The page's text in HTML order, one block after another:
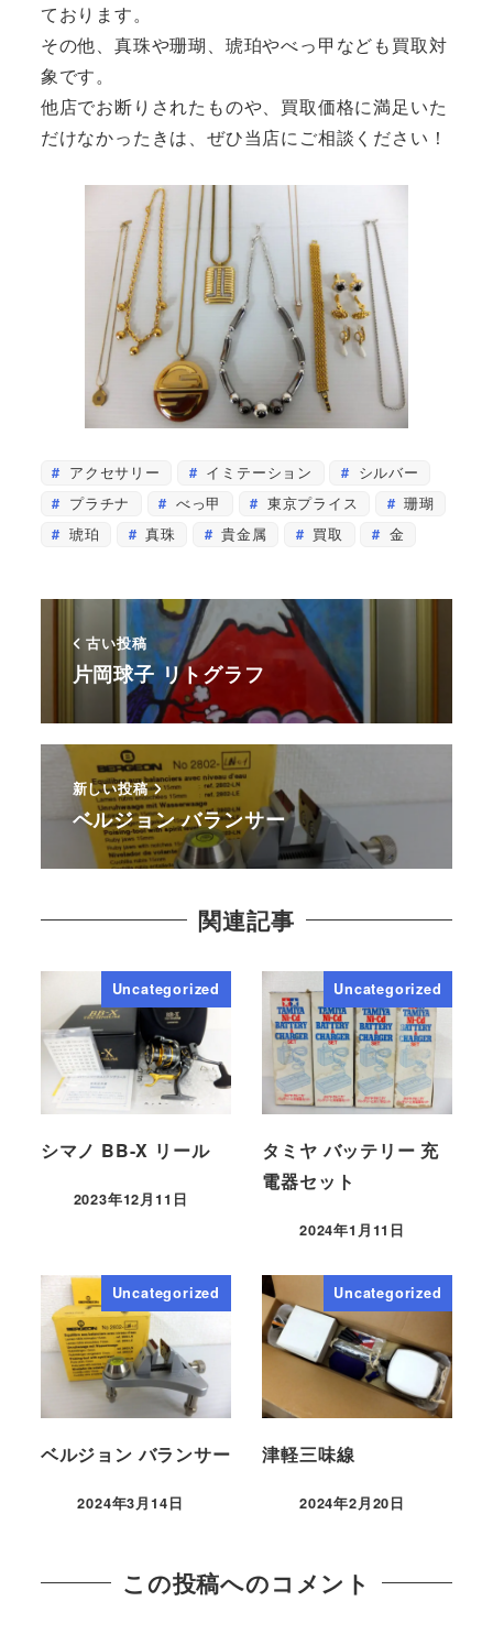
ております。
その他、真珠や珊瑚、琥珀やべっ甲なども買取対
象です。
他店でお断りされたものや、買取価格に満足いた
だけなかったきは、ぜひ当店にご相談ください！
アクセサリー イミテーション
シルバー
プラチナ
べっ甲 東京プライス
珊瑚
琥珀
真珠 貴金属 買取 金
古い投稿
片岡球子 リトグラフ
新しい投稿
ベルジョン バランサー
関連記事
Uncategorized
シマノ BB-X リール
2023年12月11日
Uncategorized
タミヤ バッテリー 充
電器セット
2024年1月11日
Uncategorized
ベルジョン バランサー
2024年3月14日
Uncategorized
津軽三味線
2024年2月20日
この投稿へのコメント